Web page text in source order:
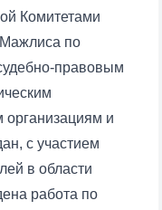
Комитетами
по
правовым
организациям и
с участием
в области
работа по